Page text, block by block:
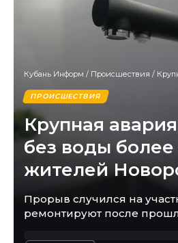
Кубань Информ / Происшествия / Крупная
ПРОИСШЕСТВИЯ
Крупная
без воды более
жителей
Прорыв случился на
ремонтируют после